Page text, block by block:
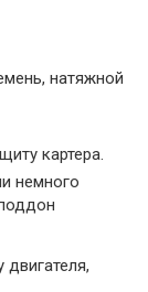
натяжной
картера.
немного